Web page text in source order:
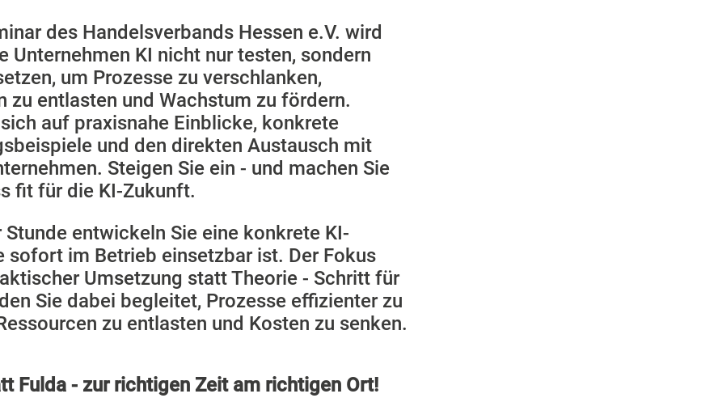
des Handelsverbands Hessen e.V. wird
Unternehmen KI nicht nur testen, sondern
um Prozesse zu verschlanken,
zu entlasten und Wachstum zu fördern.
auf praxisnahe Einblicke, konkrete
und den direkten Austausch mit
Steigen Sie ein - und machen Sie
fit für die KI-Zukunft.
Stunde entwickeln Sie eine konkrete KI-
sofort im Betrieb einsetzbar ist. Der Fokus
Umsetzung statt Theorie - Schritt für
Sie dabei begleitet, Prozesse effizienter zu
zu entlasten und Kosten zu senken.
Fulda - zur richtigen Zeit am richtigen Ort!